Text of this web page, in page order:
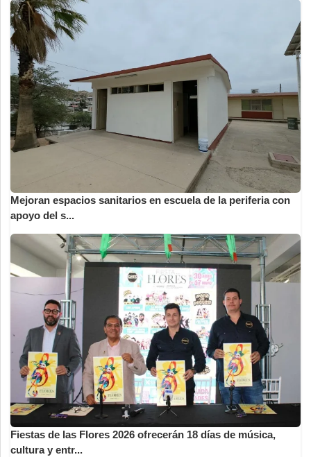
Mejoran espacios sanitarios en escuela de la periferia con
apoyo del s...
Fiestas de las Flores 2026 ofrecerán 18 días de música,
cultura y entr...